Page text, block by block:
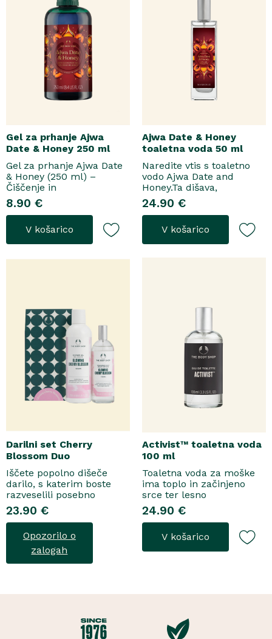
Gel za prhanje Ajwa
Date & Honey 250 ml
Gel za prhanje Ajwa Date
& Honey (250 ml) –
Čiščenje in
pomladitevSpremenite
svoje vsakodnevno
prhanje v razkošen
orientalski ritual z gelom
za prhanje Ajwa Date &
8.90 €
V košarico
Ajwa Date & Honey
toaletna voda 50 ml
Naredite vtis s toaletno
vodo Ajwa Date and
Honey.Ta dišava,
zasnovana tako za
razkošne priložnosti kot
za vsakodnevno nošenje,
se odpre z notami suhega
grozdja, labana in frezije,
24.90 €
V košarico
Darilni set Cherry
Blossom Duo
Iščete popolno dišeče
darilo, s katerim boste
razveselili posebno
osebo? Spoznajte naš
darilni set Cherry Blossom
Duo, popolno harmonijo
nežne nege in razkošnega
vonja, ki poskrbi za dobro
počutje vsak dan. Ta
23.90 €
Opozorilo o
zalogah
Activist™ toaletna voda
100 ml
Toaletna voda za moške
ima toplo in začinjeno
srce ter lesno
osnovo.Topel, začinjen
vonjToaletna voda..
24.90 €
V košarico